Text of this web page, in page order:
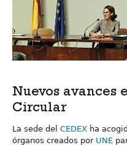
Nuevos avances
Circular
La sede del CEDEX ha
órganos creados por UNE